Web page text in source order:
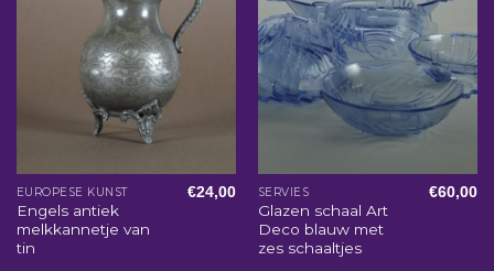
EUROPESE KUNST
Engels antiek
melkkannetje van
tin
€24,00 SERVIES
Glazen schaal Art
Deco blauw met
zes schaaltjes
€60,00